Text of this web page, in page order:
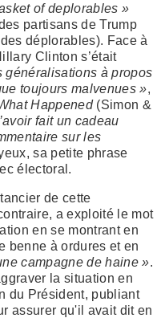
of deplorables »
partisans de Trump
déplorables). Face à
Clinton s’était
généralisations à propos
toujours malvenues »,
Happened (Simon &
fait un cadeau
sur les
sa petite phrase
électoral.
de cette
a exploité le mot
en se montrant en
benne à ordures et en
campagne de haine ».
la situation en
du Président, publiant
assurer qu'il avait dit en